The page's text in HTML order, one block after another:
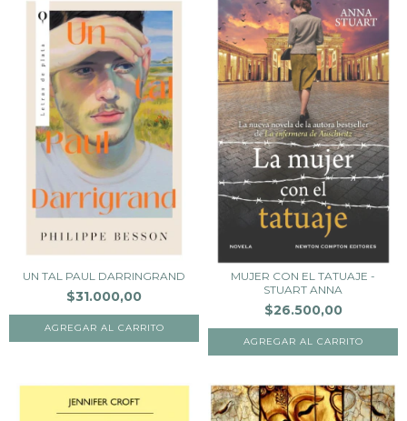
UN TAL PAUL DARRINGRAND
$31.000,00
MUJER CON EL TATUAJE -
STUART ANNA
$26.500,00